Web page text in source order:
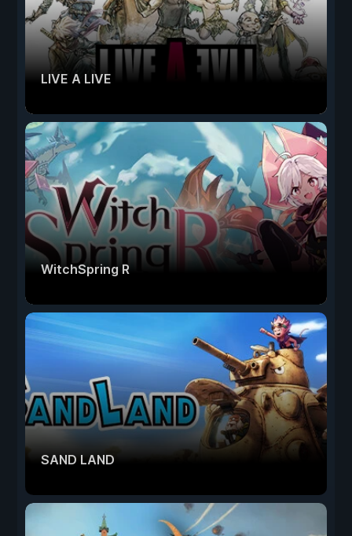
LIVE A LIVE
WitchSpring R
SAND LAND